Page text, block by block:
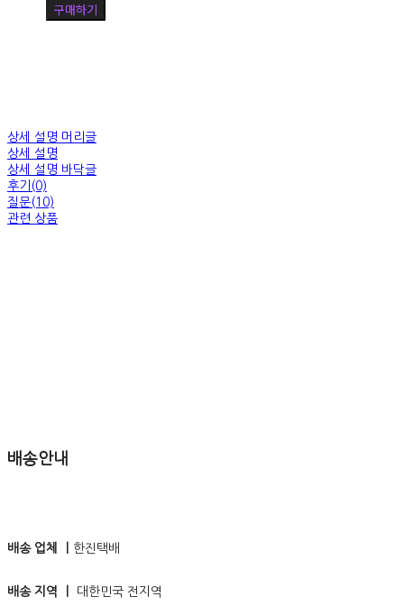
구매하기
상세 설명 머리글
상세 설명
상세 설명 바닥글
후기(0)
질문(10)
관련 상품
배송안내
배송 업체 ㅣ 한진택배
배송 지역 ㅣ 대한민국 전지역